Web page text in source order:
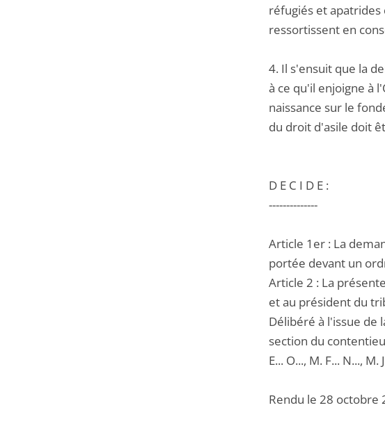
réfugiés et
ressortissent en
4. Il s'ensuit que la
à ce qu'il enjoigne à
naissance sur le
du droit d'asile doit
D E C I D E :
--------------
Article 1er : La
portée devant un
Article 2 : La
et au président du
Délibéré à l'issue de
section du
E... O..., M. F... N...,
Rendu le 28 octobre